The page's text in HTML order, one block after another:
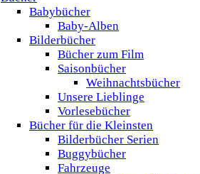
Babybücher
Baby-Alben
Bilderbücher
Bücher zum Film
Saisonbücher
Weihnachtsbücher
Unsere Lieblinge
Vorlesebücher
Bücher für die Kleinsten
Bilderbücher Serien
Buggybücher
Fahrzeuge